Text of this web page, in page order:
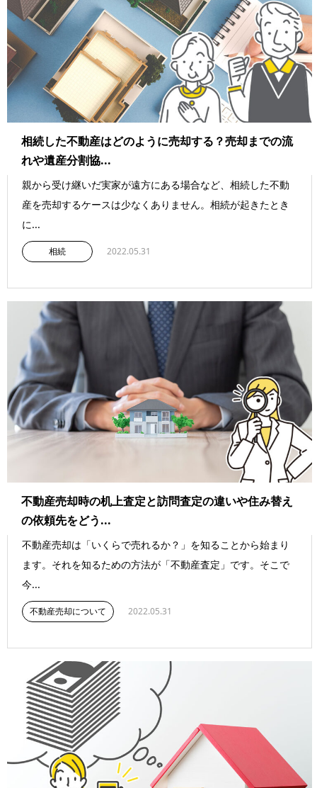
相続した不動産はどのように売却する？売却までの流
れや遺産分割協...
親から受け継いだ実家が遠方にある場合など、相続した不動
産を売却するケースは少なくありません。相続が起きたとき
に...
相続 2022.05.31
不動産売却時の机上査定と訪問査定の違いや住み替え
の依頼先をどう...
不動産売却は「いくらで売れるか？」を知ることから始まり
ます。それを知るための方法が「不動産査定」です。そこで
今...
不動産売却について 2022.05.31